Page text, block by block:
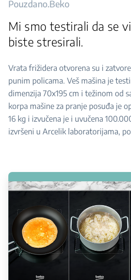
Pouzdano.Beko
Mi smo testirali da se
biste stresirali.
Vrata frižidera otvorena su i
punim policama. Veš mašina je
dimenzija 70x195 cm i težinom od
korpa mašine za pranje posuđa je
16 kg i izvučena je i uvučena
izvršeni u Arcelik laboratorijama,